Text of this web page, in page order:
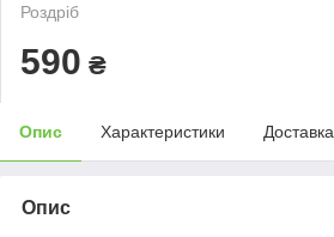
Роздріб
590 ₴
Опис Характеристики Доставка
Опис